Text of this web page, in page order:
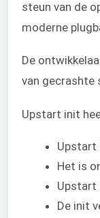
steun van de
moderne
De
van gecrashte
Upstart init
Upstart
Het is
Upstart
De init